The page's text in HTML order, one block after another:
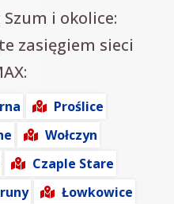
i okolice:
zasięgiem sieci
Proślice
Wołczyn
Czaple Stare
Łowkowice